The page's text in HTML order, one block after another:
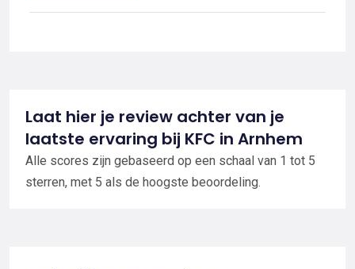
Laat hier je review achter van je
laatste ervaring bij KFC in Arnhem
Alle scores zijn gebaseerd op een schaal van 1 tot 5
sterren, met 5 als de hoogste beoordeling.